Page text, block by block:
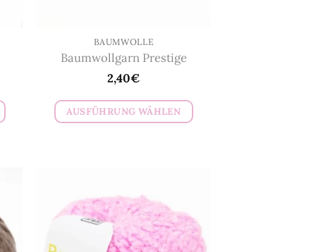
BAUMWOLLE
Baumwollgarn Prestige
2,40€
AUSFÜHRUNG WÄHLEN
Varianten
auf.
Die